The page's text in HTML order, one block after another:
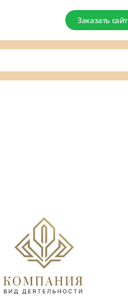
Заказать сайт